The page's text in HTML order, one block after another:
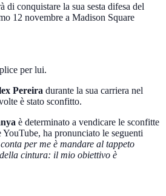
di conquistare la sua sesta difesa del
12 novembre a Madison Square
per lui.
Pereira durante la sua carriera nel
è stato sconfitto.
è determinato a vendicare le sconfitte
ha pronunciato le seguenti
per me è mandare al tappeto
cintura: il mio obiettivo è